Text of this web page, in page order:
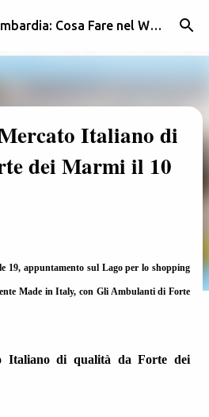
principali Eventi e Sagre Lombardia: Cosa Fare nel Weekend | Weekendidea
Italiano di
dei Marmi il 10
19, appuntamento sul Lago per lo shopping
Made in Italy, con Gli Ambulanti di Forte
Italiano di qualità da Forte dei